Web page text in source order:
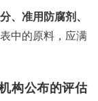
、准用防腐剂、
中的原料，应满
构公布的评估